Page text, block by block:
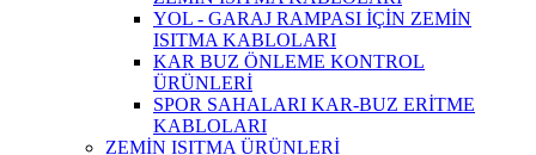
YOL - GARAJ RAMPASI İÇİN ZEMİN
ISITMA KABLOLARI
KAR BUZ ÖNLEME KONTROL
ÜRÜNLERİ
SPOR SAHALARI KAR-BUZ ERİTME
KABLOLARI
ZEMİN ISITMA ÜRÜNLERİ